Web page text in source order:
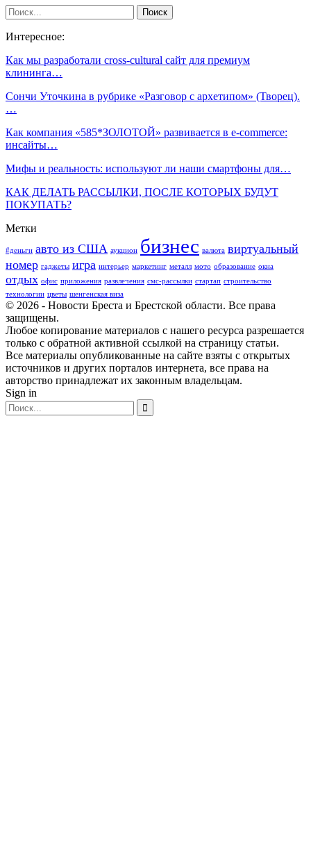
Интересное:
Как мы разработали cross-cultural сайт для премиум
клининга…
Сончи Уточкина в рубрике «Разговор с архетипом» (Творец).
…
Как компания «585*ЗОЛОТОЙ» развивается в e-commerce:
инсайты…
Мифы и реальность: используют ли наши смартфоны для…
КАК ДЕЛАТЬ РАССЫЛКИ, ПОСЛЕ КОТОРЫХ БУДУТ
ПОКУПАТЬ?
Метки
#деньги авто из США аукцион бизнес валюта виртуальный
номер гаджеты игра интерьер маркетинг металл мото образование окна
отдых офис приложения развлечения смс-рассылки стартап строительство
технологии цветы шенгенская виза
© 2026 - Новости Бреста и Брестской области. Все права
защищены.
Любое копирование материалов с нашего ресурса разрешается
только с обратной активной ссылкой на страницу статьи.
Все материалы опубликованные на сайте взяты с открытых
источников и других порталов интернета, все права на
авторство принадлежат их законным владельцам.
Sign in